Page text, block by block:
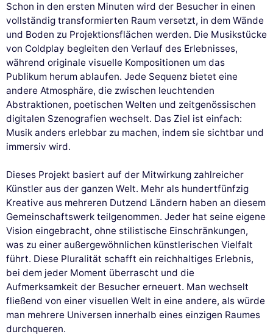
Schon in den ersten Minuten wird der Besucher in einen
vollständig transformierten Raum versetzt, in dem Wände
und Boden zu Projektionsflächen werden. Die Musikstücke
von Coldplay begleiten den Verlauf des Erlebnisses,
während originale visuelle Kompositionen um das
Publikum herum ablaufen. Jede Sequenz bietet eine
andere Atmosphäre, die zwischen leuchtenden
Abstraktionen, poetischen Welten und zeitgenössischen
digitalen Szenografien wechselt. Das Ziel ist einfach:
Musik anders erlebbar zu machen, indem sie sichtbar und
immersiv wird.
Dieses Projekt basiert auf der Mitwirkung zahlreicher
Künstler aus der ganzen Welt. Mehr als hundertfünfzig
Kreative aus mehreren Dutzend Ländern haben an diesem
Gemeinschaftswerk teilgenommen. Jeder hat seine eigene
Vision eingebracht, ohne stilistische Einschränkungen,
was zu einer außergewöhnlichen künstlerischen Vielfalt
führt. Diese Pluralität schafft ein reichhaltiges Erlebnis,
bei dem jeder Moment überrascht und die
Aufmerksamkeit der Besucher erneuert. Man wechselt
fließend von einer visuellen Welt in eine andere, als würde
man mehrere Universen innerhalb eines einzigen Raumes
durchqueren.